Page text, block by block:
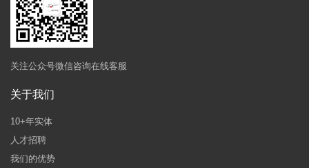
关注公众号微信咨询在线客服
关于我们
10+年实体
人才招聘
我们的优势